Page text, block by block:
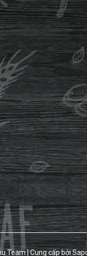
Team|Cung cấp bởi